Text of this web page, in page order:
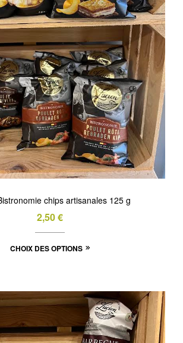
chips artisanales 125 g
2,50€
CHOIX DES OPTIONS
Ce
plusieurs
variations.
Les
options